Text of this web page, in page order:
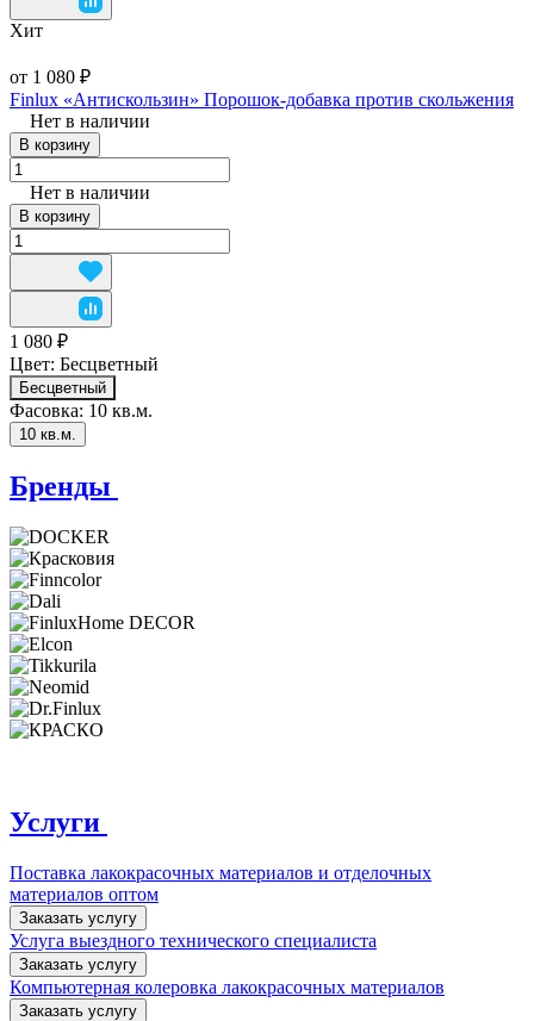
Хит
от 1 080 ₽
Finlux «Антискользин» Порошок-добавка против скольжения
Нет в наличии
В корзину
Нет в наличии
В корзину
1 080 ₽
Цвет: Бесцветный
Бесцветный
Фасовка: 10 кв.м.
10 кв.м.
Бренды
Услуги
Поставка лакокрасочных материалов и отделочных
материалов оптом
Заказать услугу
Услуга выездного технического специалиста
Заказать услугу
Компьютерная колеровка лакокрасочных материалов
Заказать услугу